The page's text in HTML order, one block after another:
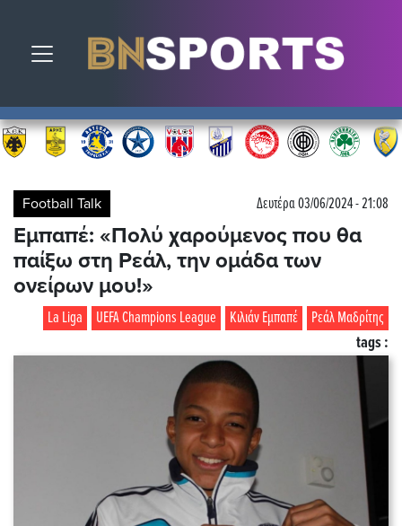
Toggle navigation
Football Talk Δευτέρα 03/06/2024 - 21:08
Εμπαπέ: «Πολύ χαρούμενος που θα
παίξω στη Ρεάλ, την ομάδα των
ονείρων μου!»
Ρεάλ Μαδρίτης
Κιλιάν Εμπαπέ
UEFA Champions League
La Liga
tags :